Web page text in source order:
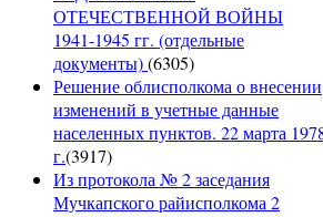
ОТЕЧЕСТВЕННОЙ ВОЙНЫ
1941-1945 гг. (отдельные
документы)(6305)
Решение облисполкома о внесении
изменений в учетные данные
населенных пунктов. 22 марта
г.(3917)
Из протокола № 2 заседания
Мучкапского райисполкома 2